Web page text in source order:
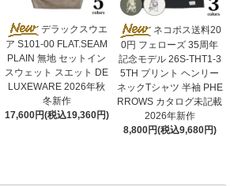
デラックスウエ
ア S101-00 FLAT.SEAM
PLAIN 無地 セットイン
スウェット スエット DE
LUXEWARE 2026年秋
冬新作
17,600円(税込19,360円)
ネコポス送料20
0円 フェローズ 35周年
記念モデル 26S-THT1-3
5TH プリント ヘンリー
ネックTシャツ 半袖 PHE
RROWS カタログ未記載
2026年新作
8,800円(税込9,680円)